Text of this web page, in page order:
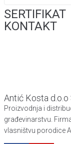
SERTIFIKAT
KONTAKT
Antić Kosta d.o.o
Proizvodnja i
građevinarstvu.
vlasništvu porodice